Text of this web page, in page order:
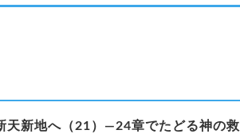
天新地へ（21）―24章でたどる神の